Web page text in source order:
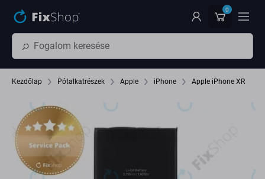
0
Kezdőlap Pótalkatrészek Apple iPhone Apple iPhone XR